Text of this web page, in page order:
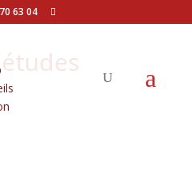
63 04